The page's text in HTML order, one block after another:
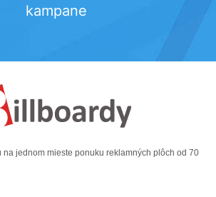
kampane
jednom mieste ponuku reklamných plôch od 70